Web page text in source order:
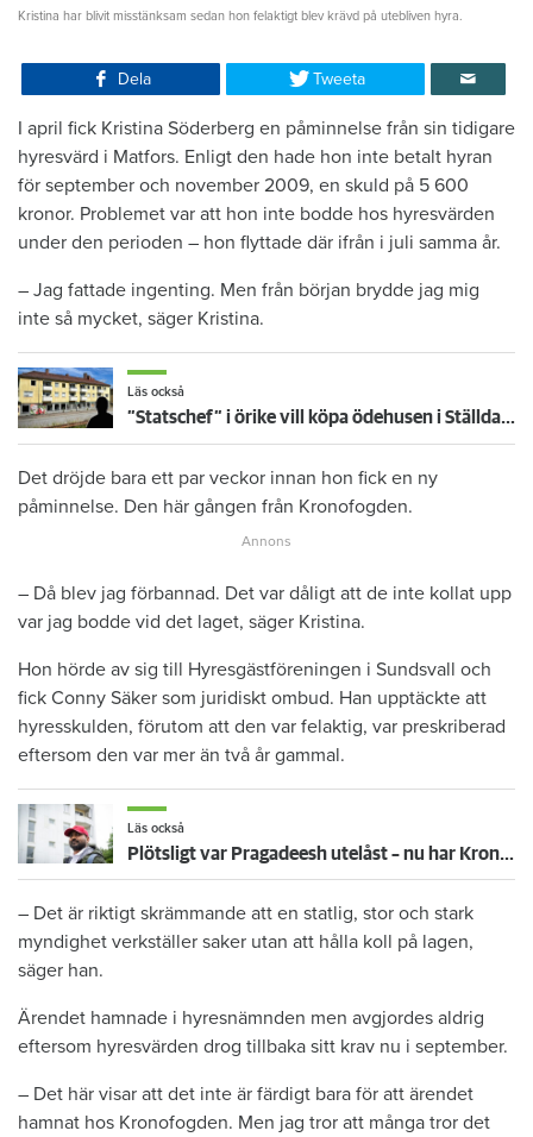
Kristina har blivit misstänksam sedan hon felaktigt blev krävd på utebliven hyra.
Dela Tweeta
I april fick Kristina Söderberg en påminnelse från sin tidigare
hyresvärd i Matfors. Enligt den hade hon inte betalt hyran
för september och november 2009, en skuld på 5 600
kronor. Problemet var att hon inte bodde hos hyresvärden
under den perioden – hon flyttade där ifrån i juli samma år.
– Jag fattade ingenting. Men från början brydde jag mig
inte så mycket, säger Kristina.
Läs också
”Statschef” i örike vill köpa ödehusen i Ställdalen – för 270 miljoner: Ska återställas i toppskick
Det dröjde bara ett par veckor innan hon fick en ny
påminnelse. Den här gången från Kronofogden.
– Då blev jag förbannad. Det var dåligt att de inte kollat upp
var jag bodde vid det laget, säger Kristina.
Hon hörde av sig till Hyresgästföreningen i Sundsvall och
fick Conny Säker som juridiskt ombud. Han upptäckte att
hyresskulden, förutom att den var felaktig, var preskriberad
eftersom den var mer än två år gammal.
Läs också
Plötsligt var Pragadeesh utelåst – nu har Kronofogden hans möbler
– Det är riktigt skrämmande att en statlig, stor och stark
myndighet verkställer saker utan att hålla koll på lagen,
säger han.
Ärendet hamnade i hyresnämnden men avgjordes aldrig
eftersom hyresvärden drog tillbaka sitt krav nu i september.
– Det här visar att det inte är färdigt bara för att ärendet
hamnat hos Kronofogden. Men jag tror att många tror det